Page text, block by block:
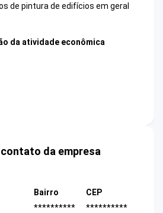
de pintura de edifícios em geral
da atividade econômica
da empresa
Bairro
**********
CEP
**********